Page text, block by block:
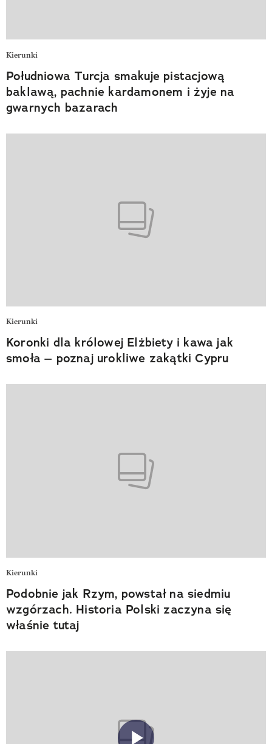
Kierunki
Południowa Turcja smakuje pistacjową
baklawą, pachnie kardamonem i żyje na
gwarnych bazarach
Kierunki
Koronki dla królowej Elżbiety i kawa jak
smoła – poznaj urokliwe zakątki Cypru
Kierunki
Podobnie jak Rzym, powstał na siedmiu
wzgórzach. Historia Polski zaczyna się
właśnie tutaj